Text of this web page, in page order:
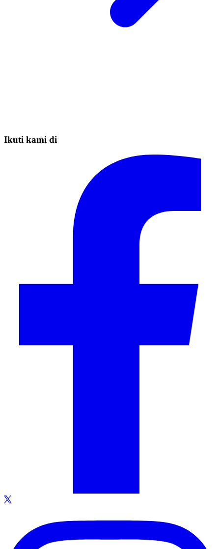
Ikuti kami di